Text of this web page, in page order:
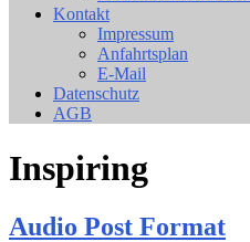
Kontakt
Impressum
Anfahrtsplan
E-Mail
Datenschutz
AGB
Inspiring
Audio Post Format